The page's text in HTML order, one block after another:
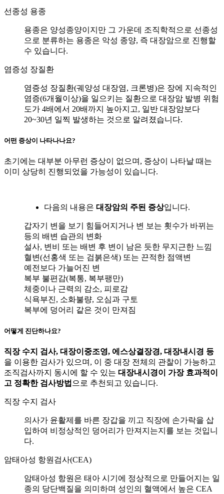
선종성 용종
용종은 양성종양이지만 그 가운데 조직학적으로 선종성
으로 분류하는 용종은 악성 종양, 즉 대장암으로 진행할
수 있습니다.
염증성 장질환
염증성 장질환(궤양성 대장염, 크론병)은 장에 지속적인
염증(6개월이상)을 일으키는 질환으로 대장암 발병 위험
도가 4배에서 20배까지 높아지고, 일반 대장암보다
20~30년 일찍 발생하는 것으로 알려졌습니다.
어떤 증상이 나타나나요?
초기에는 대부분 아무런 증상이 없으며, 증상이 나타날 때는
이미 상당히 진행되었을 가능성이 있습니다.
다음의 내용은 대장암의 주된 증상입니다.
갑자기 변을 보기 힘들어지거나 변 보는 횟수가 바뀌는
등의 배변 습관의 변화
설사, 변비 또는 배변 후 변이 남은 듯한 무지근한 느낌
혈변(선홍색 또는 검붉은색) 또는 끈적한 점액변
예전보다 가늘어진 변
복부 불편감(복통, 복부팽만)
체중이나 근력의 감소, 피로감
식욕부진, 소화불량, 오심과 구토
복부에 덩어리 같은 것이 만져짐
어떻게 진단하나요?
직장 수지 검사, 대장이중조영, 에스상결장경, 대장내시경 등
을 이용한 검사가 있으며, 이 중 대장 전체의 관찰이 가능하고
조직검사까지 동시에 할 수 있는 대장내시경이 가장 효과적이
고 정확한 검사방법 으로 추천되고 있습니다.
직장 수지 검사
의사가 윤활제를 바른 장갑을 끼고 직장에 손가락을 삽
입하여 비정상적인 덩어리가 만져지는지를 보는 것입니
다.
암태아성 항원검사(CEA)
암태아성 항원은 태아 시기에 정상적으로 만들어지는 일
종의 당단백질을 의미하며 성인의 혈액에서 높은 CEA